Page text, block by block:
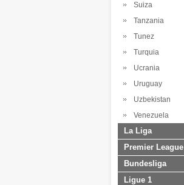
Suiza
Tanzania
Tunez
Turquia
Ucrania
Uruguay
Uzbekistan
Venezuela
La Liga
Premier League
Bundesliga
Ligue 1